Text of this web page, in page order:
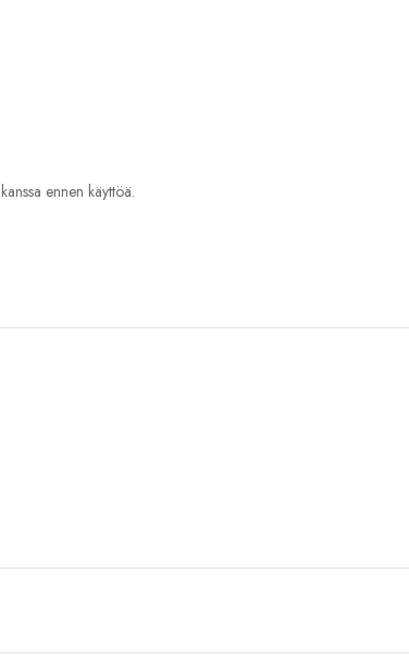
ennen käyttöä.